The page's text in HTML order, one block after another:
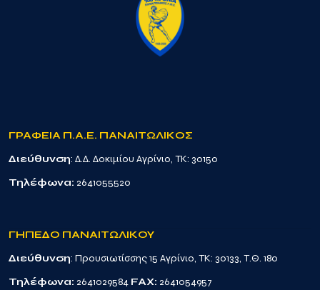
ΓΡΑΦΕΙΑ Π.Α.Ε. ΠΑΝΑΙΤΩΛΙΚΟΣ
Διεύθυνση: Δ.Δ. Δοκιμίου Αγρίνιο, TK: 30150
Τηλέφωνα: 2641055520
ΓΗΠΕΔΟ ΠΑΝΑΙΤΩΛΙΚΟΥ
Διεύθυνση: Προυσιωτίσσης 15 Αγρίνιο, TK: 30133, Τ.Θ. 180
Τηλέφωνα: 2641029584 FAX: 2641054957